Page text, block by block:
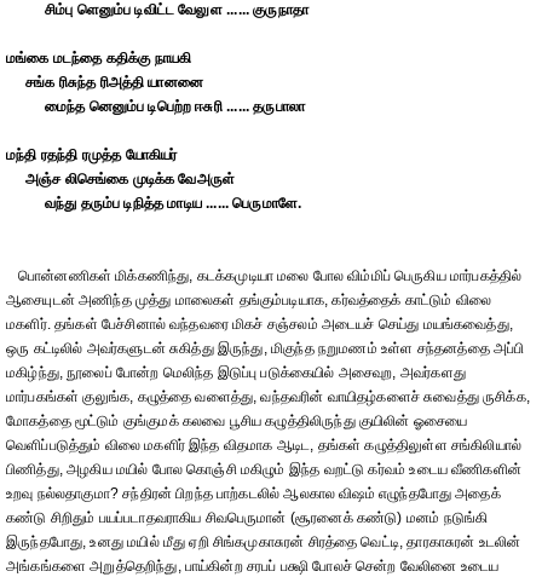
சிம்பு ளெனும்ப டிவிட்ட வேலுள ...... குருநாதா
மங்கை மடந்தை கதிக்கு நாயகி
சங்க ரிசுந்த ரிஅத்தி யானனை
மைந்த னெனும்ப டிபெற்ற ஈசுரி ...... தருபாலா
மந்தி ரதந்தி ரமுத்த யோகியர்
அஞ்ச லிசெங்கை முடிக்க வேஅருள்
வந்து தரும்ப டிநித்த மாடிய ...... பெருமாளே.
பொன்னணிகள் மிக்கணிந்து, கடக்கமுடியா மலை போல விம்மிப் பெருகிய மார்பகத்தில்
ஆசையுடன் அணிந்த முத்து மாலைகள் தங்கும்படியாக, கர்வத்தைக் காட்டும் விலை
மகளிர். தங்கள் பேச்சினால் வந்தவரை மிகச் சஞ்சலம் அடையச் செய்து மயங்கவைத்து,
ஒரு கட்டிலில் அவர்களுடன் சுகித்து இருந்து, மிகுந்த நறுமணம் உள்ள சந்தனத்தை அப்பி
மகிழ்ந்து, நூலைப் போன்ற மெலிந்த இடுப்பு படுக்கையில் அசைவுற, அவர்களது
மார்பகங்கள் குலுங்க, கழுத்தை வளைத்து, வந்தவரின் வாயிதழ்களைச் சுவைத்து ருசிக்க,
மோகத்தை மூட்டும் குங்குமக் கலவை பூசிய கழுத்திலிருந்து குயிலின் ஓசையை
வெளிப்படுத்தும் விலை மகளிர் இந்த விதமாக ஆடிட, தங்கள் கழுத்திலுள்ள சங்கிலியால்
பிணித்து, அழகிய மயில் போல கொஞ்சி மகிழும் இந்த வறட்டு கர்வம் உடைய வீணிகளின்
உறவு நல்லதாகுமா? சந்திரன் பிறந்த பாற்கடலில் ஆலகால விஷம் எழுந்தபோது அதைக்
கண்டு சிறிதும் பயப்படாதவராகிய சிவபெருமான் (சூரனைக் கண்டு) மனம் நடுங்கி
இருந்தபோது, உனது மயில் மீது ஏறி சிங்கமுகாசுரன் சிரத்தை வெட்டி, தாரகாசுரன் உடலின்
அங்கங்களை அறுத்தெறிந்து, பாய்கின்ற சரபப் பக்ஷி போலச் சென்ற வேலினை உடைய